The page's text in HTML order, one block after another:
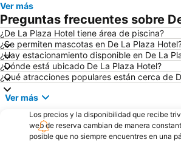
Ver más
Preguntas frecuentes sobre
¿De La Plaza Hotel tiene área de piscina?
¿Se permiten mascotas en De La Plaza
¿Hay estacionamiento disponible en De La
¿Dónde está ubicado De La Plaza Hotel?
¿Qué atracciones populares están cerca de
Ver más
Los precios y la disponibilidad que recibe
web de reserva cambian de manera
posible que no siempre encuentres en una